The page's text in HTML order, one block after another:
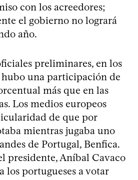
con los acreedores;
el gobierno no logrará
año.
preliminares, en los
una participación de
más que en las
Los medios europeos
de que por
mientras jugaba uno
de Portugal, Benfica.
presidente, Aníbal Cavaco
los portugueses a votar